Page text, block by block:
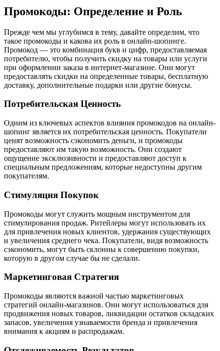
Промокоды: Определение и Роль
Прежде чем мы углубимся в тему, давайте определим, что
такое промокоды и какова их роль в онлайн-шопинге.
Промокод — это комбинация букв и цифр, предоставляемая
потребителю, чтобы получить скидку на товары или услуги
при оформлении заказа в интернет-магазине. Они могут
предоставлять скидки на определенные товары, бесплатную
доставку, дополнительные подарки или другие бонусы.
Потребительская Ценность
Одним из ключевых аспектов влияния промокодов на онлайн-
шопинг является их потребительская ценность. Покупатели
ценят возможность сэкономить деньги, и промокоды
предоставляют им такую возможность. Они создают
ощущение эксклюзивности и предоставляют доступ к
специальным предложениям, которые недоступны другим
покупателям.
Стимуляция Покупок
Промокоды могут служить мощным инструментом для
стимулирования продаж. Ритейлеры могут использовать их
для привлечения новых клиентов, удержания существующих
и увеличения среднего чека. Покупатели, видя возможность
сэкономить, могут быть склонны к совершению покупки,
которую в другом случае бы не сделали.
Маркетинговая Стратегия
Промокоды являются важной частью маркетинговых
стратегий онлайн-магазинов. Они могут использоваться для
продвижения новых товаров, ликвидации остатков складских
запасов, увеличения узнаваемости бренда и привлечения
внимания к акциям и распродажам.